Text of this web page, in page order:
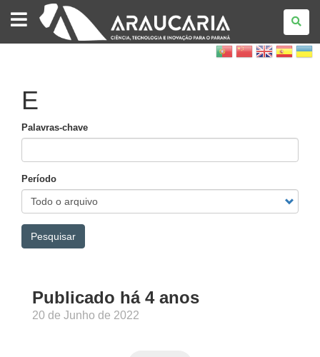
FUNDAÇÃO
ARAUCÁRIA
E
Palavras-chave
Período
Pesquisar
Publicado há 4 anos
20 de Junho de 2022